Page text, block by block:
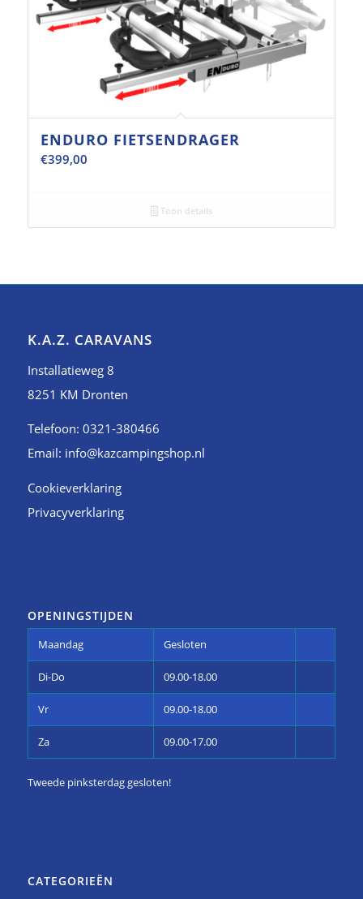
ENDURO FIETSENDRAGER
€399,00
Toon details
K.A.Z. CARAVANS
Installatieweg 8
8251 KM Dronten
Telefoon: 0321-380466
Email: info@kazcampingshop.nl
Cookieverklaring
Privacyverklaring
OPENINGSTIJDEN
Maandag Gesloten
Di-Do 09.00-18.00
Vr 09.00-18.00
Za 09.00-17.00
Tweede pinksterdag gesloten!
CATEGORIEËN